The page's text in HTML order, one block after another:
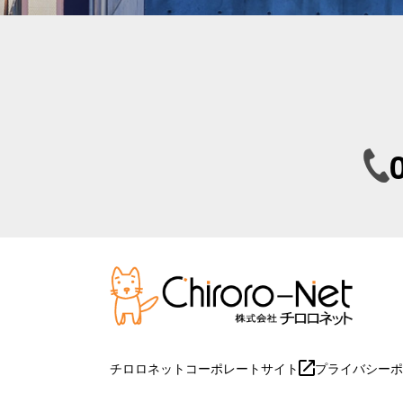
チロロネットコーポレートサイト プライバシー